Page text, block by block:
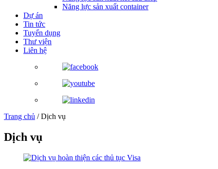
Năng lực sản xuất container
Dự án
Tin tức
Tuyển dụng
Thư viện
Liên hệ
Trang chủ /Dịch vụ
Dịch vụ